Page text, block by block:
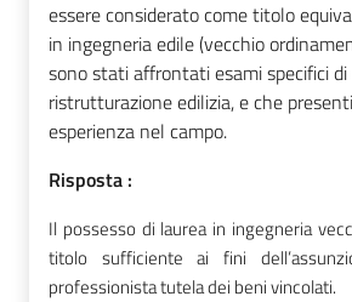
essere considerato come titolo
in ingegneria edile (vecchio
sono stati affrontati esami specifici
ristrutturazione edilizia, e che
esperienza nel campo.
Risposta :
Il possesso di laurea in ingegneria
titolo sufficiente ai fini
professionista tutela dei beni vincolati.